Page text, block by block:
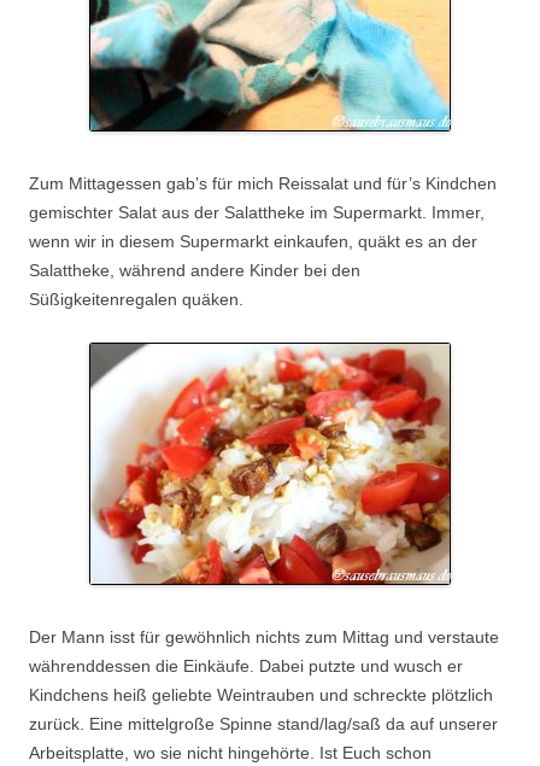
Zum Mittagessen gab’s für mich Reissalat und für’s Kindchen
gemischter Salat aus der Salattheke im Supermarkt. Immer,
wenn wir in diesem Supermarkt einkaufen, quäkt es an der
Salattheke, während andere Kinder bei den
Süßigkeitenregalen quäken.
Der Mann isst für gewöhnlich nichts zum Mittag und verstaute
währenddessen die Einkäufe. Dabei putzte und wusch er
Kindchens heiß geliebte Weintrauben und schreckte plötzlich
zurück. Eine mittelgroße Spinne stand/lag/saß da auf unserer
Arbeitsplatte, wo sie nicht hingehörte. Ist Euch schon